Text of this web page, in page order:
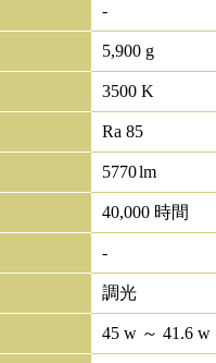
-
5,900 g
3500 K
Ra 85
5770lm
40,000 時間
-
調光
45 w ～ 41.6 w